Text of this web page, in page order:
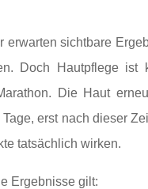
erwarten sichtbare
Doch Hautpflege ist
Die Haut
erst nach dieser
tatsächlich wirken.
Ergebnisse gilt: